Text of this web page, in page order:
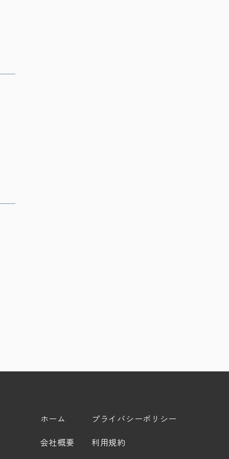
ホーム
会社概要
プライバシーポリシー
利用規約